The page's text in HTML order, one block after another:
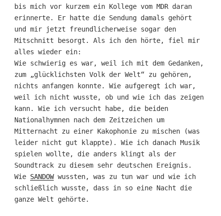
bis mich vor kurzem ein Kollege vom MDR daran
erinnerte. Er hatte die Sendung damals gehört
und mir jetzt freundlicherweise sogar den
Mitschnitt besorgt. Als ich den hörte, fiel mir
alles wieder ein:
Wie schwierig es war, weil ich mit dem Gedanken,
zum „glücklichsten Volk der Welt“ zu gehören,
nichts anfangen konnte. Wie aufgeregt ich war,
weil ich nicht wusste, ob und wie ich das zeigen
kann. Wie ich versucht habe, die beiden
Nationalhymnen nach dem Zeitzeichen um
Mitternacht zu einer Kakophonie zu mischen (was
leider nicht gut klappte). Wie ich danach Musik
spielen wollte, die anders klingt als der
Soundtrack zu diesem sehr deutschen Ereignis.
Wie SANDOWwussten, was zu tun war und wie ich
schließlich wusste, dass in so eine Nacht die
ganze Welt gehörte.